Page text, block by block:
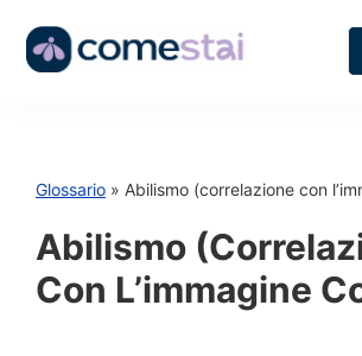
Glossario » Abilismo (correlazione con
Abilismo
Con L’immagine